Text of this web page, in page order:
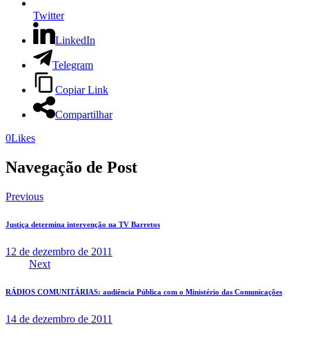
Twitter
LinkedIn
Telegram
Copiar Link
Compartilhar
0Likes
Navegação de Post
Previous
Justiça determina intervenção na TV Barretos
12 de dezembro de 2011
Next
RÁDIOS COMUNITÁRIAS: audiência Pública com o Ministério das Comunicações
14 de dezembro de 2011